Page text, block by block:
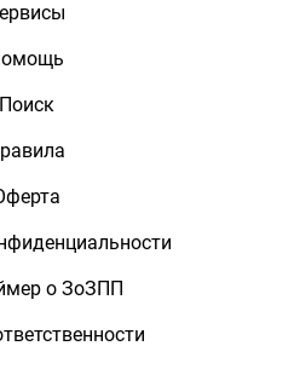
Поиск
о ЗоЗПП